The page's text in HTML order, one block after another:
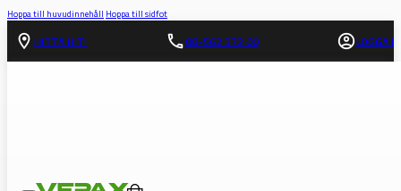
Hoppa till huvudinnehåll Hoppa till sidfot
HITTA HIT! 08-562 372 00 LOGGA IN